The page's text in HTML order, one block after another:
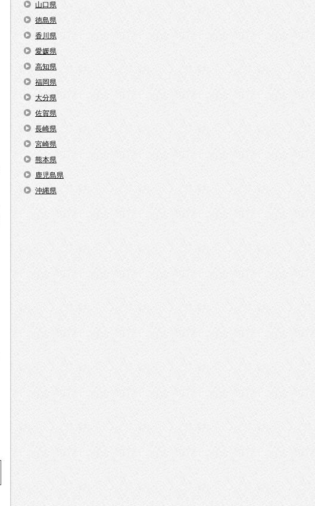
山口県
徳島県
香川県
愛媛県
高知県
福岡県
大分県
佐賀県
長崎県
宮崎県
熊本県
鹿児島県
沖縄県